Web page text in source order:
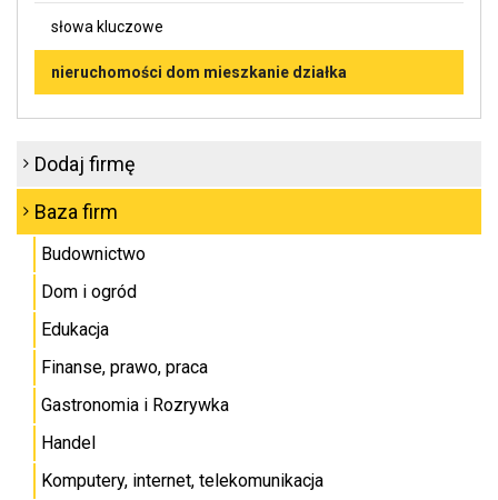
słowa kluczowe
nieruchomości dom mieszkanie działka
Dodaj firmę
Baza firm
Budownictwo
Dom i ogród
Edukacja
Finanse, prawo, praca
Gastronomia i Rozrywka
Handel
Komputery, internet, telekomunikacja